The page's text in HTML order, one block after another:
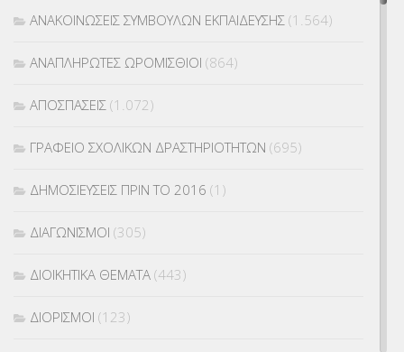
ΑΝΑΚΟΙΝΩΣΕΙΣ ΣΥΜΒΟΥΛΩΝ ΕΚΠΑΙΔΕΥΣΗΣ (1.564)
ΑΝΑΠΛΗΡΩΤΕΣ ΩΡΟΜΙΣΘΙΟΙ (864)
ΑΠΟΣΠΑΣΕΙΣ (1.072)
ΓΡΑΦΕΙΟ ΣΧΟΛΙΚΩΝ ΔΡΑΣΤΗΡΙΟΤΗΤΩΝ (695)
ΔΗΜΟΣΙΕΥΣΕΙΣ ΠΡΙΝ ΤΟ 2016 (1)
ΔΙΑΓΩΝΙΣΜΟΙ (305)
ΔΙΟΙΚΗΤΙΚΑ ΘΕΜΑΤΑ (443)
ΔΙΟΡΙΣΜΟΙ (123)